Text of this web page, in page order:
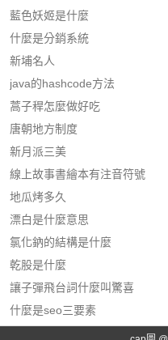
藍色妖姬是什麼
什麼是分銷系統
新埔名人
java的hashcode方法
蒿子稈怎麼做好吃
唐朝地方制度
新月派三美
線上故事書繪本有注音符號
地瓜烤多久
漂白是什麼意思
氯化鈉的結構是什麼
乾股是什麼
讓子彈飛台詞什麼叫驚喜
什麼是seo三要素